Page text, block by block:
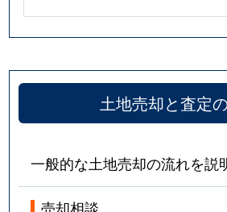
土地売却と査定
一般的な土地売却の流れを説
売却相談